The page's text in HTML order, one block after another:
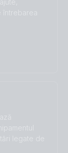
întrebarea
legate de